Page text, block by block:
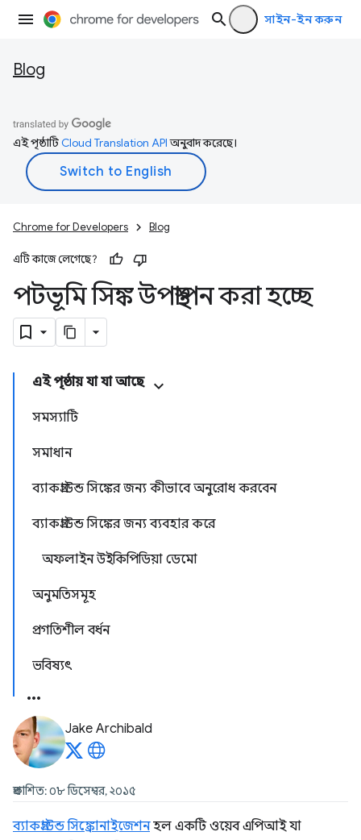
সাইন-ইন করুন
Blog
এই পৃষ্ঠাটিCloud Translation APIঅনুবাদ করেছে।
Chrome for Developers Blog
এটি কাজে লেগেছে?
পটভূমি সিঙ্ক উপস্থাপন করা হচ্ছে
এই পৃষ্ঠায় যা যা আছে
সমস্যাটি
সমাধান
ব্যাকগ্রাউন্ড সিঙ্কের জন্য কীভাবে অনুরোধ করবেন
ব্যাকগ্রাউন্ড সিঙ্কের জন্য ব্যবহার করে
অফলাইন উইকিপিডিয়া ডেমো
অনুমতিসমূহ
প্রগতিশীল বর্ধন
ভবিষ্যৎ
Jake Archibald
প্রকাশিত: ০৮ ডিসেম্বর, ২০১৫
ব্যাকগ্রাউন্ড সিঙ্ক্রোনাইজেশনহল একটি ওয়েব এপিআই যা